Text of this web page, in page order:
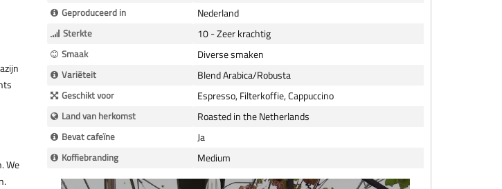
We
Geproduceerd in Nederland
Sterkte 10 - Zeer krachtig
Smaak Diverse smaken
Variëteit Blend Arabica/Robusta
Geschikt voor Espresso, Filterkoffie, Cappuccino
Land van herkomst Roasted in the Netherlands
Bevat cafeïne Ja
Koffiebranding Medium